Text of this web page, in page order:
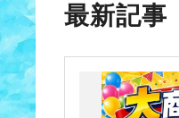
最新記事